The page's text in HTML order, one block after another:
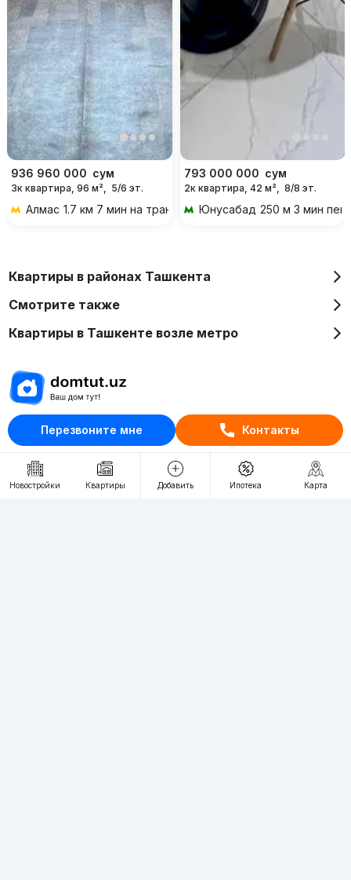
Перезвоните мне Контакты
936 960 000 сум
3к квартира, 96 м², 5/6 эт.
Алмас 1.7 км 7 мин на транспорте
793 000 000 сум
2к квартира, 42 м², 8/8 эт.
Юнусабад 250 м 3 мин
Новостройки Квартиры Добавить Ипотека Карта
Квартиры в районах Ташкента
Смотрите также
Квартиры в Ташкенте возле метро
Отдел рекламы
+998 (78) 113-20-86
+998 (93) 390-30-10